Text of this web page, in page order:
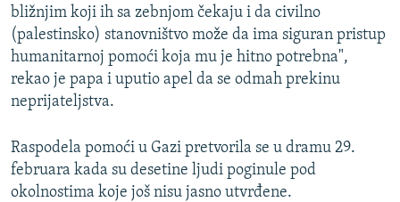
bližnjim koji ih sa zebnjom čekaju i da civilno
(palestinsko) stanovništvo može da ima siguran pristup
humanitarnoj pomoći koja mu je hitno potrebna",
rekao je papa i uputio apel da se odmah prekinu
neprijateljstva.
Raspodela pomoći u Gazi pretvorila se u dramu 29.
februara kada su desetine ljudi poginule pod
okolnostima koje još nisu jasno utvrđene.